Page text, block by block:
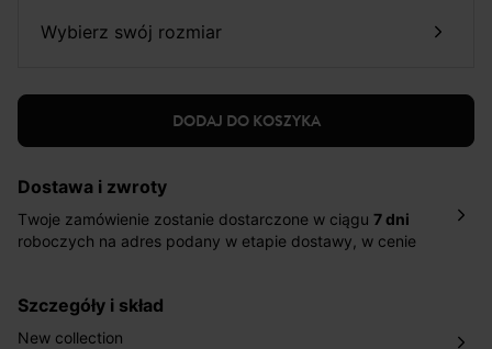
wybierz swój rozmiar
DODAJ DO KOSZYKA
Dostawa i zwroty
Twoje zamówienie zostanie dostarczone w ciągu 7 dni
roboczych na adres podany w etapie dostawy, w cenie
pośrednictwem DHL Express.
Nowość: Zamówienia dostarczamy w ciągu 4-6 dni
szczegóły i skład
New collection